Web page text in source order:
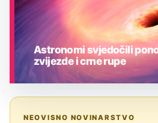
Astronomi svjedočili
zvijezde i crne rupe
NEOVISNO NOVINARSTVO